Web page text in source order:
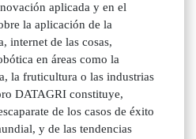
aplicada y en el
la aplicación de la
internet de las cosas,
en áreas como la
la fruticultura o las industrias
DATAGRI constituye,
de los casos de éxito
y de las tendencias